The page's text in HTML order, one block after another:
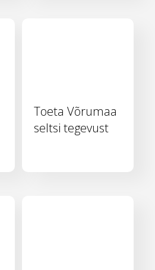
Toeta Võrumaa
seltsi tegevust